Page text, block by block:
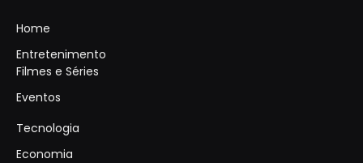
Home
Entretenimento
Filmes e Séries
Eventos
Tecnologia
Economia